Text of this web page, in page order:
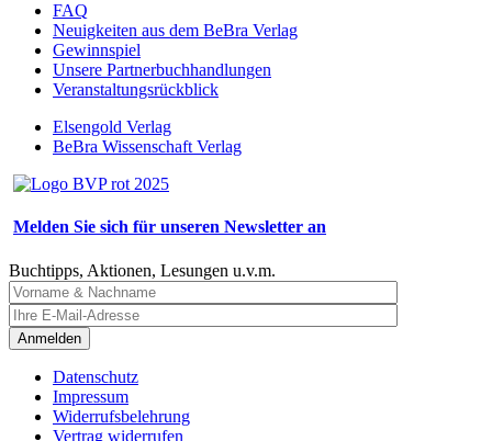
FAQ
Neuigkeiten aus dem BeBra Verlag
Gewinnspiel
Unsere Partnerbuchhandlungen
Veranstaltungsrückblick
Elsengold Verlag
BeBra Wissenschaft Verlag
Melden Sie sich für unseren Newsletter an
Buchtipps, Aktionen, Lesungen u.v.m.
Anmelden
Datenschutz
Impressum
Widerrufsbelehrung
Vertrag widerrufen